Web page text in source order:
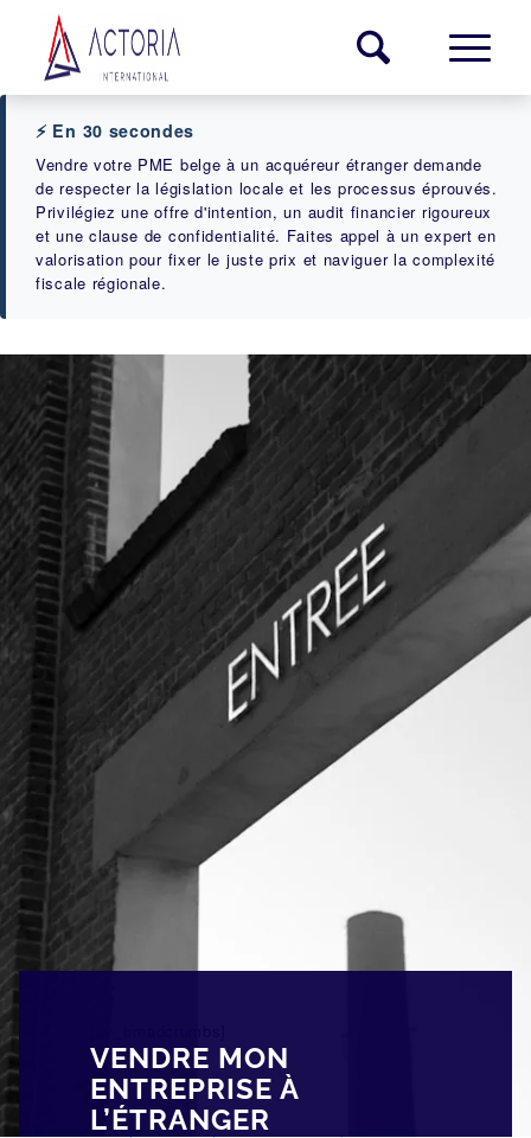
⚡ En 30 secondes
Vendre votre PME belge à un acquéreur étranger demande
de respecter la législation locale et les processus éprouvés.
Privilégiez une offre d'intention, un audit financier rigoureux
et une clause de confidentialité. Faites appel à un expert en
valorisation pour fixer le juste prix et naviguer la complexité
fiscale régionale.
VENDRE MON
ENTREPRISE À
L’ÉTRANGER